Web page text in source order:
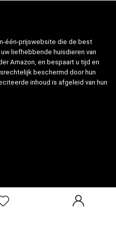
één-prijswebsite die de best
liefhebbende huisdieren van
Amazon, en bespaart u tijd en
beschermd door hun
inhoud is afgeleid van hun